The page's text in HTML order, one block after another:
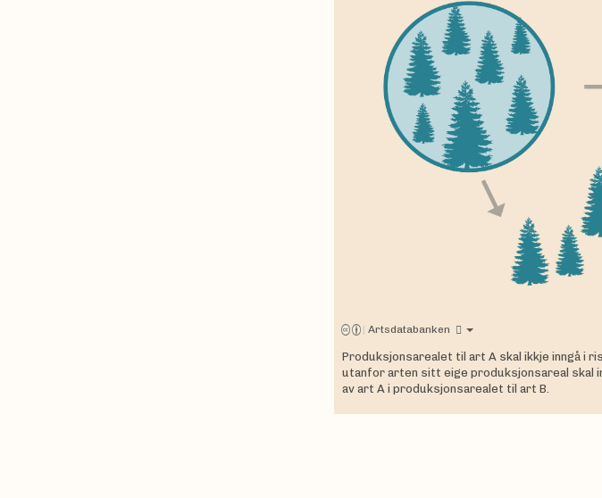
| Artsdatabanken
Produksjonsarealet til art A skal ikkje inngå i
utanfor arten sitt eige produksjonsareal skal
av art A i produksjonsarealet til art B.